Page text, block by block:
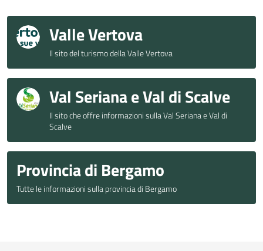
Valle Vertova
Il sito del turismo della Valle Vertova
Val Seriana e Val di Scalve
Il sito che offre informazioni sulla Val Seriana e Val di
Scalve
Provincia di Bergamo
Tutte le informazioni sulla provincia di Bergamo